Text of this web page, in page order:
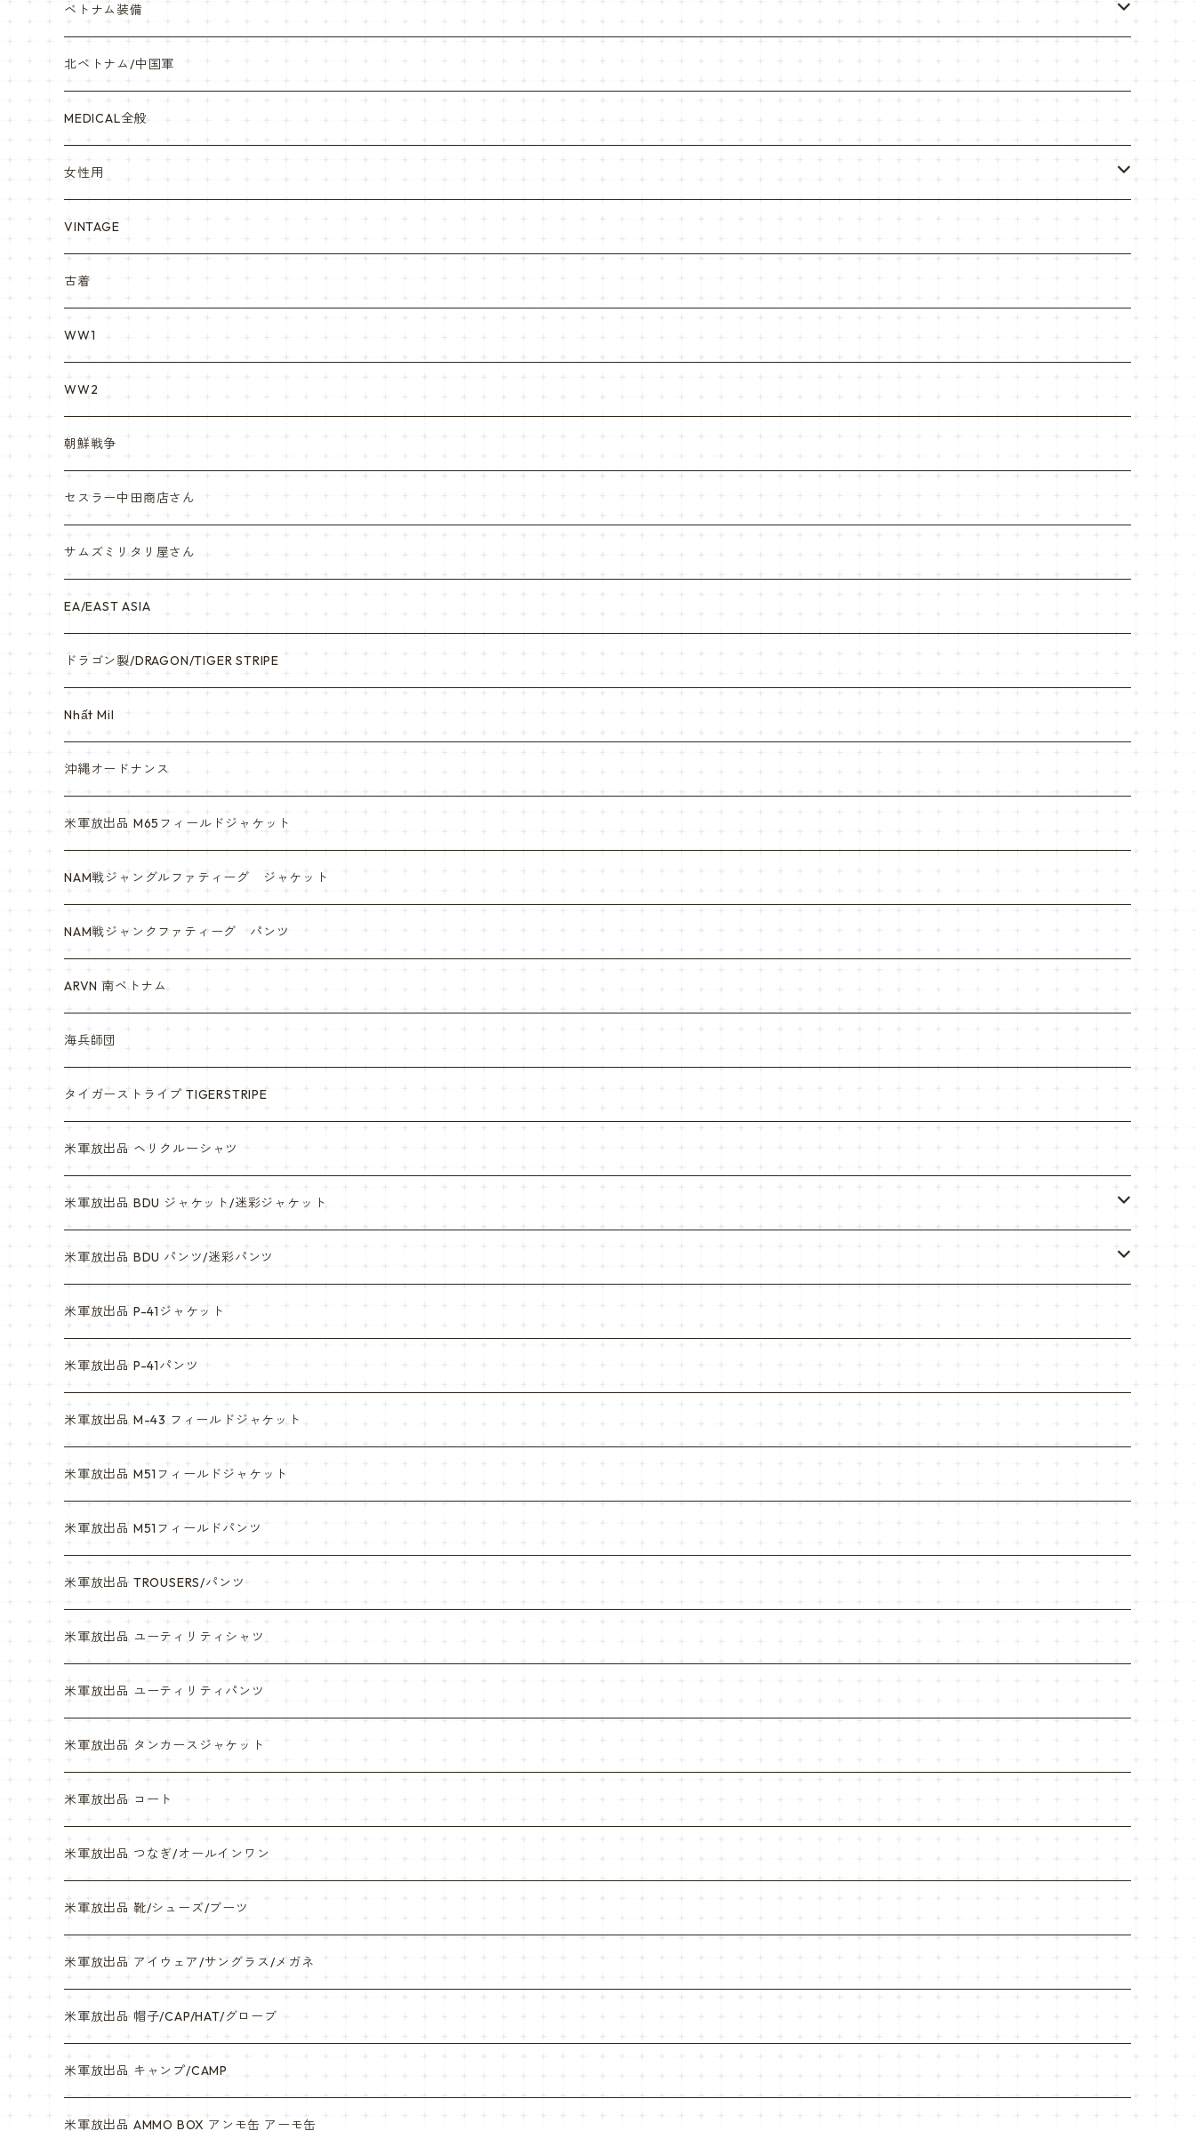
オリジナルパッチ
841マスク・BDUカスタム
赤ちゃん用
YARSOC
シャークマウス
REPRO レプロ
空軍/USAF
海軍/USN
宇宙軍
トレーニングウエア集
ポーラテック/POLARTEC
米軍放出品ブーツ
略綬・リボンバー・メダル等
ピンズ類 階級章(ランク)・資格章等
アメリカ軍制服
ベトナム装備
サムズミリタリ屋さん
セスラー中田商店さん
EA east asia
DRAGON ドラゴン
Nyat Mil ニャットミル
カスタム KURI
VietnamEra ウエア
Vietnam ジャングルブーツ
ナム戦装備類/ポーチ・ベルト・小物・ヘルメット等
北ベトナム/中国軍
MEDICAL全般
女性用
ARC アメリカンレッドクロス
NURES
VINTAGE
古着
WW1
WW2
朝鮮戦争
セスラー中田商店さん
サムズミリタリ屋さん
EA/EAST ASIA
ドラゴン製/DRAGON/TIGER STRIPE
Nhất Mil
沖縄オードナンス
米軍放出品 M65フィールドジャケット
NAM戦ジャングルファティーグ ジャケット
NAM戦ジャンクファティーグ パンツ
ARVN 南ベトナム
海兵師団
タイガーストライプ TIGERSTRIPE
米軍放出品 ヘリクルーシャツ
米軍放出品 BDU ジャケット/迷彩ジャケット
ウッドランド
ACU
マルチカム
3c
6c
デザート
デザートマーパット
ABU
NWU
米軍放出品 BDU パンツ/迷彩パンツ
ウッドランド
ACU
マルチカム
3c
6c
デザート
デザートマーパット
ABU
NWU
米軍放出品 P-41ジャケット
米軍放出品 P-41パンツ
米軍放出品 M-43 フィールドジャケット
米軍放出品 M51フィールドジャケット
米軍放出品 M51フィールドパンツ
米軍放出品 TROUSERS/パンツ
米軍放出品 ユーティリティシャツ
米軍放出品 ユーティリティパンツ
米軍放出品 タンカースジャケット
米軍放出品 コート
米軍放出品 つなぎ/オールインワン
米軍放出品 靴/シューズ/ブーツ
米軍放出品 アイウェア/サングラス/メガネ
米軍放出品 帽子/CAP/HAT/グローブ
米軍放出品 キャンプ/CAMP
米軍放出品 AMMO BOX アンモ缶 アーモ缶